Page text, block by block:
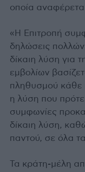
οποία
«Η Επιτροπή
δηλώσεις
δίκαιη λύση για
εμβολίων
πληθυσμού κάθε
η λύση που
συμφωνίες
δίκαιη λύση,
παντού, σε όλα
Τα κράτη-μέλη